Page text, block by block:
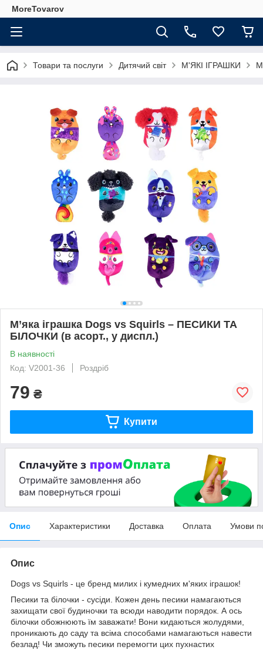
MoreTovarov
Товари та послуги Дитячий світ М'ЯКІ ІГРАШКИ
М’яка іграшка Dogs vs Squirls – ПЕСИКИ ТА
БІЛОЧКИ (в асорт., у диспл.)
В наявності
Код: V2001-36
Роздріб
79 ₴
Купити
Опис Характеристики Доставка Оплата Умови
Опис
Dogs vs Squirls - це бренд милих і кумедних м'яких іграшок!
Песики та білочки - сусіди. Кожен день песики намагаються
захищати свої будиночки та всюди наводити порядок. А ось
білочки обожнюють їм заважати! Вони кидаються жолудями,
проникають до саду та всіма способами намагаються навести
безлад! Чи зможуть песики перемогти цих пухнастих